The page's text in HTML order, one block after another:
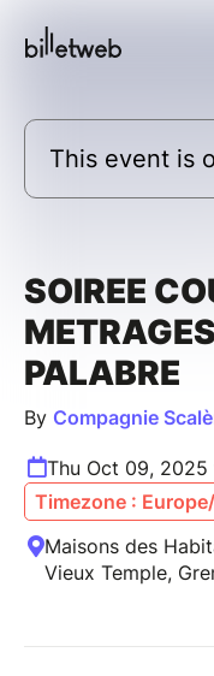
This event is
SOIREE
PALABRE
By Compagnie
Thu Oct 09, 2025
Timezone :
Maisons des
Vieux Temple,